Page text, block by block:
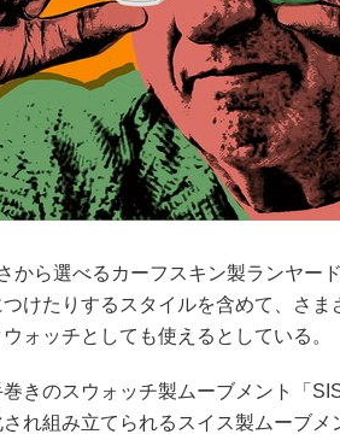
から選べるカーフスキン製ランヤー
けたりするスタイルを含めて、さ
ウォッチとしても使えるとしている。
きのスウォッチ製ムーブメント「
れ組み立てられるスイス製ムーブ